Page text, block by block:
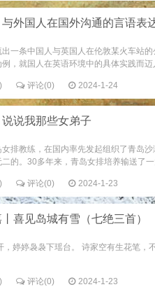
外国人在国外沟通的言语表
一条中国人与英国人在伦敦某火车站
，就国人在英语环境中的具体实践而
评论(0) 2024-1-24
说我那些女弟子
排教练，在国内率先发起组织了青岛
的。30多年来，青岛女排培养输送了
评论(0) 2024-1-23
喜见岛城有雪（七绝三首）
，婷婷袅袅下瑶台。 诗家空有生花笔，
评论(0) 2024-1-23